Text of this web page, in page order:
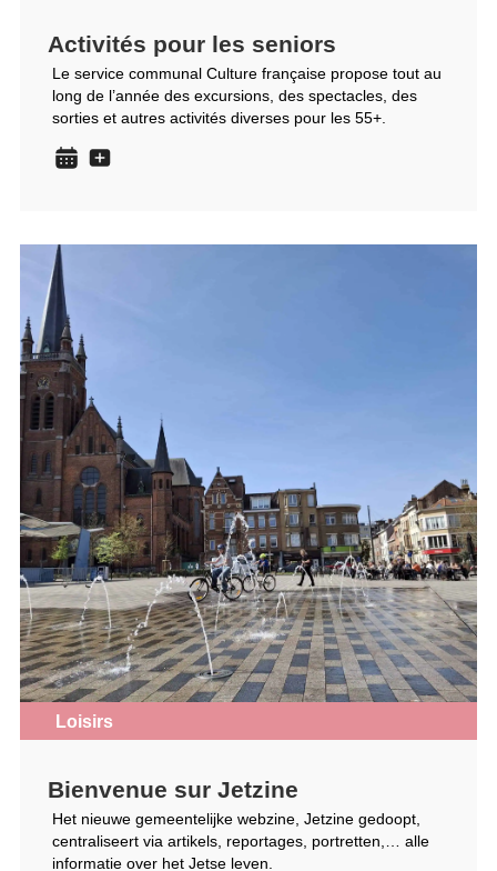
Activités pour les seniors
Le service communal Culture française propose tout au
long de l’année des excursions, des spectacles, des
sorties et autres activités diverses pour les 55+.
Loisirs
Bienvenue sur Jetzine
Het nieuwe gemeentelijke webzine, Jetzine gedoopt,
centraliseert via artikels, reportages, portretten,… alle
informatie over het Jetse leven.